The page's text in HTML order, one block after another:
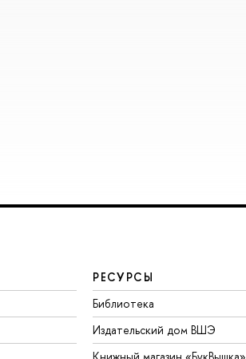
РЕСУРСЫ
Библиотека
Издательский дом ВШЭ